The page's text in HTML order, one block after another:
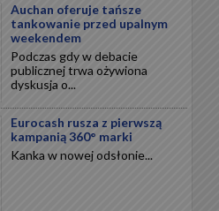
Auchan oferuje tańsze
tankowanie przed upalnym
weekendem
Podczas gdy w debacie
publicznej trwa ożywiona
dyskusja o...
Eurocash rusza z pierwszą
kampanią 360° marki
Kanka w nowej odsłonie...